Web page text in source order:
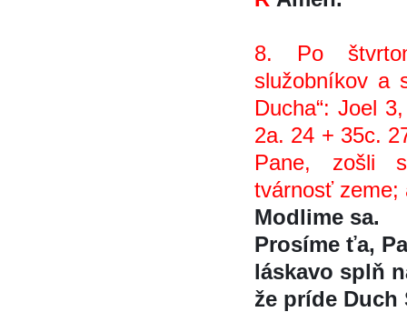
8. Po
služobníkov a
Ducha“: Joel
2a. 24 + 35c.
Pane, zošli
tvárnosť zeme;
Modlime sa.
Prosíme ťa,
láskavo splň
že príde